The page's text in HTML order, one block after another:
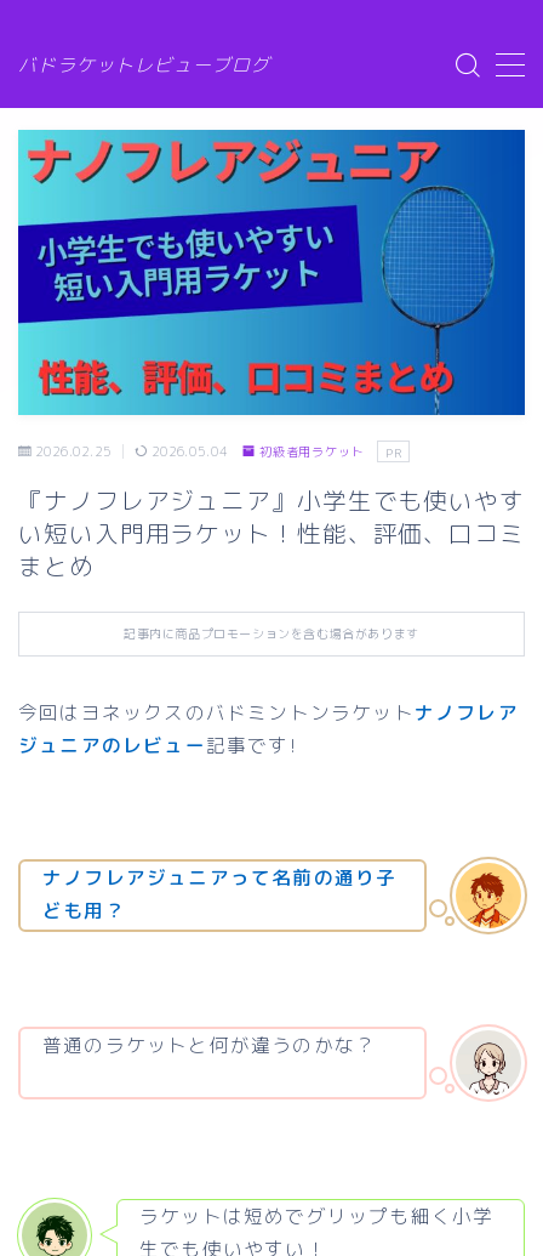
バドラケットレビューブログ
ラケット比較
ガット比較
シューズ比較
シャトル比較
お問い合わせ
2026.02.25 2026.05.04 初級者用ラケット PR
『ナノフレアジュニア』小学生でも使いやす
い短い入門用ラケット！性能、評価、口コミ
まとめ
記事内に商品プロモーションを含む場合があります
今回はヨネックスのバドミントンラケットナノフレア
ジュニアのレビュー記事です!
ナノフレアジュニアって名前の通り子
ども用？
普通のラケットと何が違うのかな？
ラケットは短めでグリップも細く小学
生でも使いやすい！